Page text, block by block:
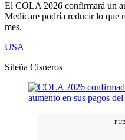
El COLA 2026 confirmará un
Medicare podría reducir lo que
mes.
USA
Sileña Cisneros